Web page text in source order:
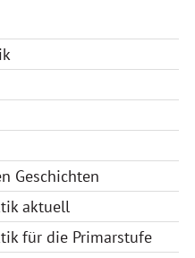
Geschichten
aktuell
für die Primarstufe